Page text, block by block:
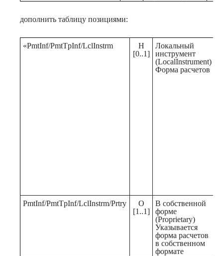
дополнить таблицу позициями:
«PmtInf/PmtTpInf/LclInstrm
Н
[0..1]
Локальный
инструмент
(LocalInstrument)
Форма расчетов
PmtInf/PmtTpInf/LclInstrm/Prtry
О
[1..1]
В собственной
форме
(Proprietary)
Указывается
форма расчетов
в собственном
формате